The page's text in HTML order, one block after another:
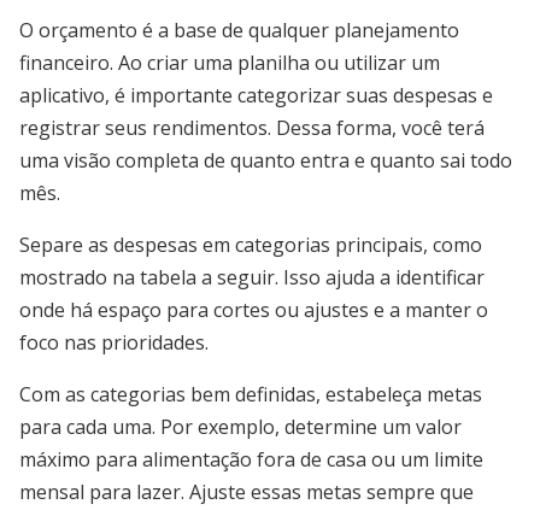
O orçamento é a base de qualquer planejamento
financeiro. Ao criar uma planilha ou utilizar um
aplicativo, é importante categorizar suas despesas e
registrar seus rendimentos. Dessa forma, você terá
uma visão completa de quanto entra e quanto sai todo
mês.
Separe as despesas em categorias principais, como
mostrado na tabela a seguir. Isso ajuda a identificar
onde há espaço para cortes ou ajustes e a manter o
foco nas prioridades.
Com as categorias bem definidas, estabeleça metas
para cada uma. Por exemplo, determine um valor
máximo para alimentação fora de casa ou um limite
mensal para lazer. Ajuste essas metas sempre que